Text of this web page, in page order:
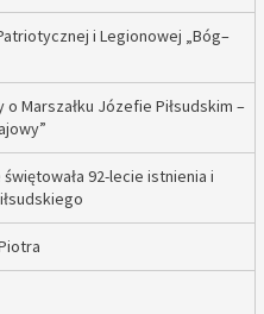
i Legionowej „Bóg–
Marszałku Józefie Piłsudskim –
92-lecie istnienia i